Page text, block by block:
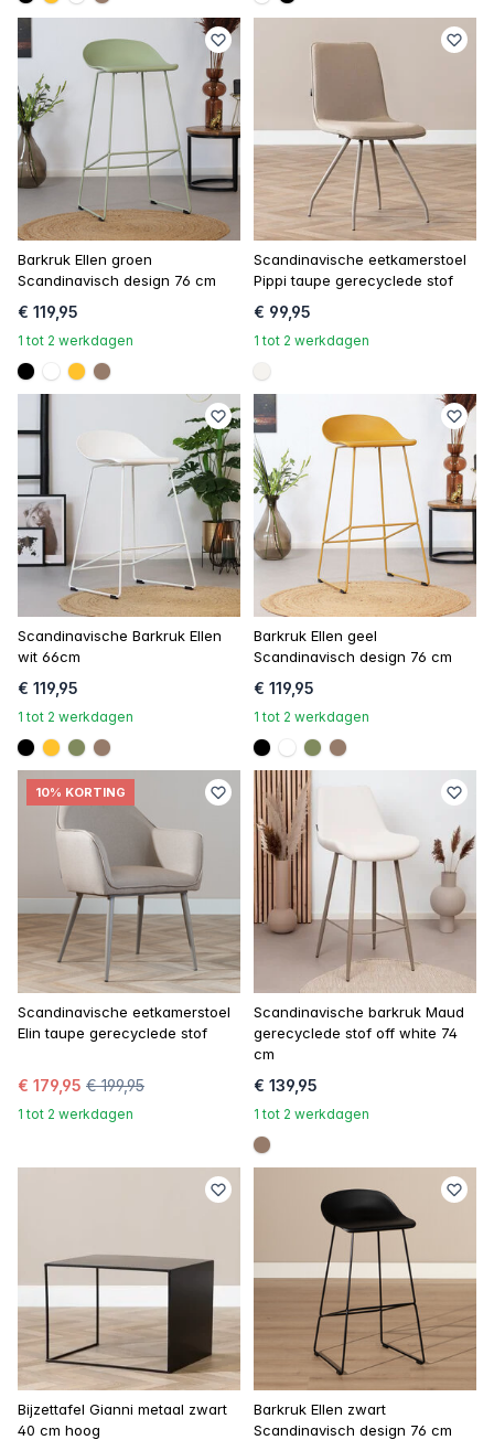
#000000
#ffc22c
#FFFFFF
#967b6a #FFFFFF
#000000
Barkruk Ellen groen
Scandinavisch design 76 cm
€ 119,95
1 tot 2 werkdagen
#000000
#FFFFFF
#ffc22c#967b6a
Scandinavische eetkamerstoel
Pippi taupe gerecyclede stof
€ 99,95
1 tot 2 werkdagen
#f5f3ef
Scandinavische Barkruk Ellen
wit 66cm
€ 119,95
1 tot 2 werkdagen
#000000
#ffc22c
#808a5d
#967b6a
Barkruk Ellen geel
Scandinavisch design 76 cm
€ 119,95
1 tot 2 werkdagen
#000000
#FFFFFF
#808a5d
#967b6a
10% KORTING
Scandinavische eetkamerstoel
Elin taupe gerecyclede stof
€ 179,95 € 199,95
1 tot 2 werkdagen
Scandinavische barkruk Maud
gerecyclede stof off white 74
cm
€ 139,95
1 tot 2 werkdagen
#967b6a
Bijzettafel Gianni metaal zwart
40 cm hoog
Barkruk Ellen zwart
Scandinavisch design 76 cm